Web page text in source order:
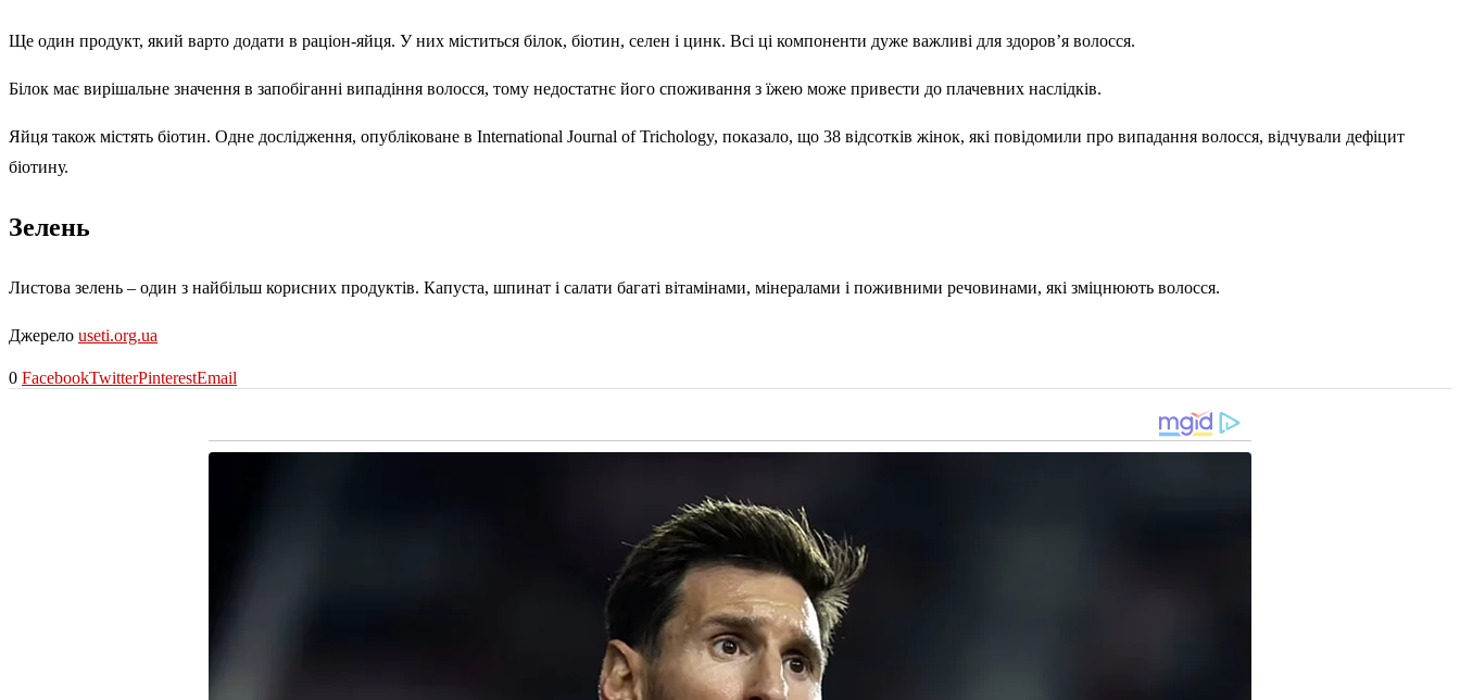
Ще один продукт, який варто додати в раціон-яйця. У них міститься білок, біотин, селен і цинк. Всі ці компоненти дуже важливі для здоров’я волосся.
Білок має вирішальне значення в запобіганні випадіння волосся, тому недостатнє його споживання з їжею може привести до плачевних наслідків.
Яйця також містять біотин. Одне дослідження, опубліковане в International Journal of Trichology, показало, що 38 відсотків жінок, які повідомили про випадання волосся, відчували дефіцит
біотину.
Зелень
Листова зелень – один з найбільш корисних продуктів. Капуста, шпинат і салати багаті вітамінами, мінералами і поживними речовинами, які зміцнюють волосся.
Джерело useti.org.ua
0 FacebookTwitterPinterestEmail